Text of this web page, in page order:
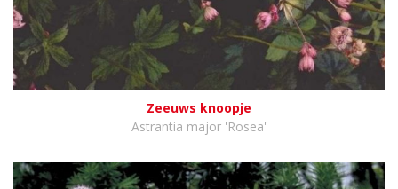
Zeeuws knoopje
Astrantia major 'Rosea'